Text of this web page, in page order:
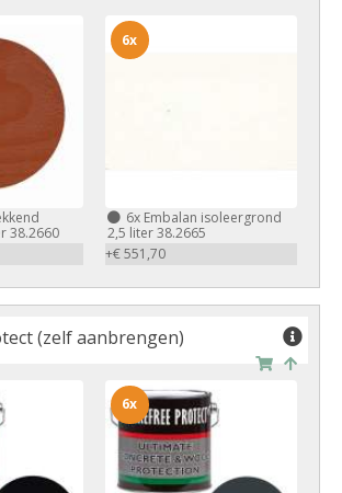
38.2660
6xEmbalan isoleergrond
2,5 liter 38.2665
+€ 551,70
6x
(zelf aanbrengen)
6x